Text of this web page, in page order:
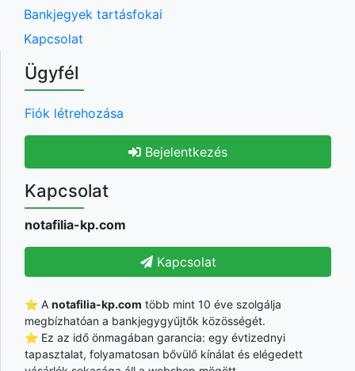
Bankjegyek tartásfokai
Kapcsolat
Ügyfél
Fiók létrehozása
Bejelentkezés
Kapcsolat
notafilia-kp.com
Kapcsolat
⭐ A notafilia-kp.com több mint 10 éve szolgálja
megbízhatóan a bankjegygyűjtők közösségét.
⭐ Ez az idő önmagában garancia: egy évtizednyi
tapasztalat, folyamatosan bővülő kínálat és elégedett